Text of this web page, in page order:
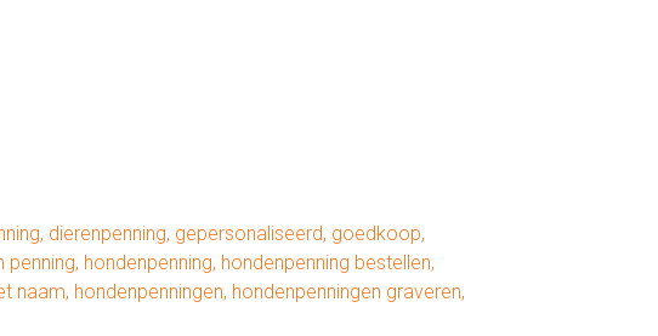
, dierenpenning, gepersonaliseerd, goedkoop,
penning, hondenpenning, hondenpenning bestellen,
naam, hondenpenningen, hondenpenningen graveren,